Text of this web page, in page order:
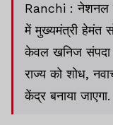
Ranchi : नेशनल
में मुख्यमंत्री हेमंत
केवल खनिज संपदा
राज्य को शोध,
केंद्र बनाया